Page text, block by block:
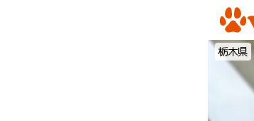
栃木県